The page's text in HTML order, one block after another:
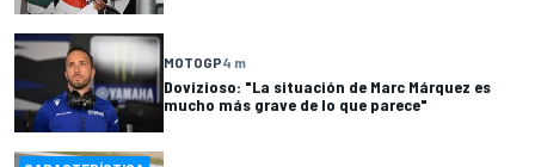
MOTOGP4 m
Dovizioso: "La situación de Marc Márquez es
mucho más grave de lo que parece"